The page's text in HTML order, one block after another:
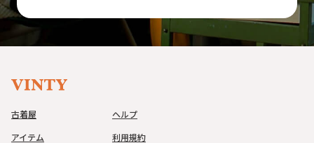
古着屋
アイテム
ヘルプ
利用規約